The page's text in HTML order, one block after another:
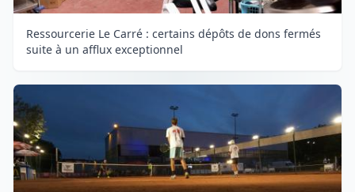
Ressourcerie Le Carré : certains dépôts de dons fermés
suite à un afflux exceptionnel